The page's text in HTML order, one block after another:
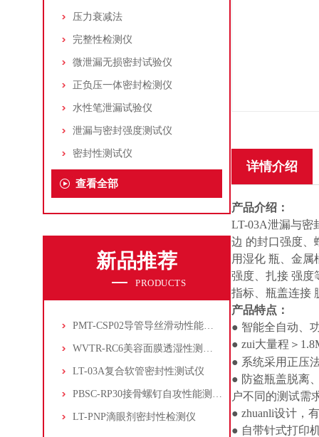
压力衰减法
完整性检测仪
微泄漏无损密封试验仪
正负压一体密封检测仪
水性笔泄漏试验仪
泄漏与密封强度测试仪
密封性测试仪
查看全部
新品推荐
PRODUCTS
PMT-CSP02导管导丝滑动性能测试仪
WVTR-RC6美容面膜透湿性测试仪
LT-03A复合软管密封性测试仪
PBSC-RP30接骨螺钉自攻性能测试‌仪
LT-PNP滴眼剂密封性检测仪
详情介绍
产品介绍：
LT-03A泄漏与密
边 的封口强度、
用湿化 瓶、金
强度、扎接 强度
指标、瓶盖连接
产品特点：
● 智能全自动、
● zui大量程＞
● 系统采用正压
● 防盗瓶盖脱离
户不同的测试需
● zhuanli设计，
● 自带针式打印